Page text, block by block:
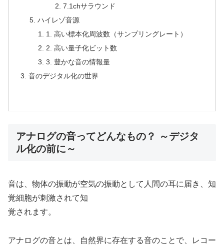
7.1chサラウンド
ハイレゾ音源
1. 高い標本化周波数（サンプリングレート）
2. 高い量子化ビット数
3. 豊かな音の情報量
音のデジタル化の世界
アナログの音ってどんなもの？ ～デジタ
ル化の前に～
音は、物体の振動が空気の振動として人間の耳に届き、知
覚細胞が刺激されて知
覚されます。
アナログの音とは、自然界に存在する音のことで、レコー